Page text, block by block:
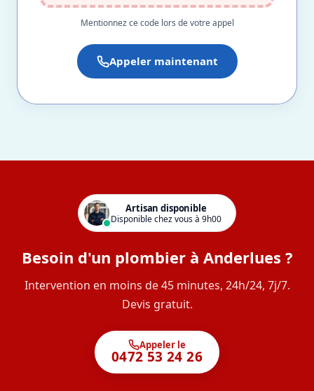
Mentionnez ce code lors de votre appel
Appeler maintenant
Artisan disponible
Disponible chez vous à 9h00
Besoin d'un plombier à Anderlues ?
Intervention en moins de 45 minutes, 24h/24, 7j/7.
Devis gratuit.
Appeler le
0472 53 24 26